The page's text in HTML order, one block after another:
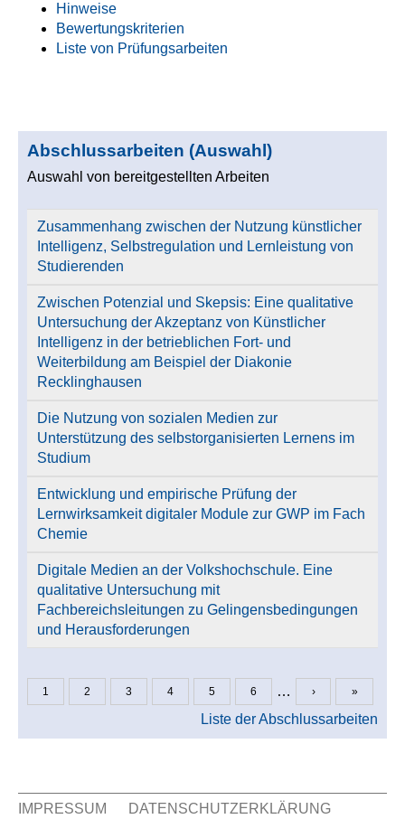
Hinweise
Bewertungskriterien
Liste von Prüfungsarbeiten
Abschlussarbeiten (Auswahl)
Auswahl von bereitgestellten Arbeiten
Zusammenhang zwischen der Nutzung künstlicher
Intelligenz, Selbstregulation und Lernleistung von
Studierenden
Zwischen Potenzial und Skepsis: Eine qualitative
Untersuchung der Akzeptanz von Künstlicher
Intelligenz in der betrieblichen Fort- und
Weiterbildung am Beispiel der Diakonie
Recklinghausen
Die Nutzung von sozialen Medien zur
Unterstützung des selbstorganisierten Lernens im
Studium
Entwicklung und empirische Prüfung der
Lernwirksamkeit digitaler Module zur GWP im Fach
Chemie
Digitale Medien an der Volkshochschule. Eine
qualitative Untersuchung mit
Fachbereichsleitungen zu Gelingensbedingungen
und Herausforderungen
Seiten
1 2 3 4 5 6 … › »
Liste der Abschlussarbeiten
IMPRESSUM DATENSCHUTZERKLÄRUNG